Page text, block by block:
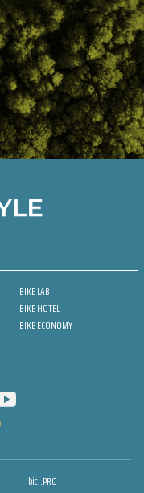
BIKE LAB
BIKE HOTEL
BIKE ECONOMY
bici.PRO